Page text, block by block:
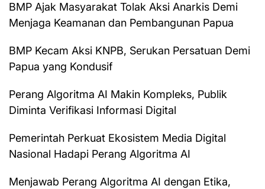
BMP Ajak Masyarakat Tolak Aksi Anarkis Demi
Menjaga Keamanan dan Pembangunan Papua
BMP Kecam Aksi KNPB, Serukan Persatuan Demi
Papua yang Kondusif
Perang Algoritma AI Makin Kompleks, Publik
Diminta Verifikasi Informasi Digital
Pemerintah Perkuat Ekosistem Media Digital
Nasional Hadapi Perang Algoritma AI
Menjawab Perang Algoritma AI dengan Etika,